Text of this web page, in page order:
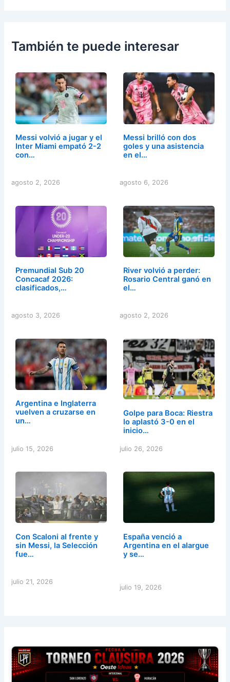
También te puede interesar
Messi volvió a jugar y el
Inter Miami empató 2-2
con…
agosto 2, 2026
Messi brilló con dos
goles y una asistencia
en el…
agosto 6, 2026
Premundial Sub 20
Concacaf 2026:
clasificados,…
agosto 3, 2026
River volvió a perder:
Rosario Central ganó en
el…
agosto 2, 2026
Argentina e Inglaterra
vuelven a cruzarse en
un…
julio 15, 2026
Golpe para Boca: Riestra
lo aplastó 3-0 en el
inicio…
julio 26, 2026
Con Scaloni al frente y
sin Messi, la Selección
fue…
julio 21, 2026
España venció a
Argentina en el alargue
y se…
julio 19, 2026